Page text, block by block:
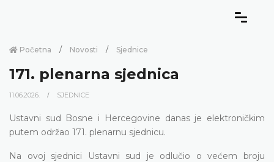
Početna Novosti Sjednice
171. plenarna sjednica
11.06.2026. SJEDNICE
Ustavni sud Bosne i Hercegovine danas je elektroničkim
putem održao 171. plenarnu sjednicu.
Na ovoj sjednici Ustavni sud je odlučio o većem broju